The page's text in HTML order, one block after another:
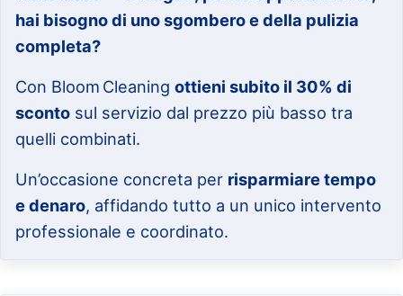
hai bisogno di uno sgombero e della pulizia
completa?
Con Bloom Cleaningottieni subito il 30% di
sconto sul servizio dal prezzo più basso tra
quelli combinati.
Un’occasione concreta per risparmiare tempo
e denaro, affidando tutto a un unico intervento
professionale e coordinato.